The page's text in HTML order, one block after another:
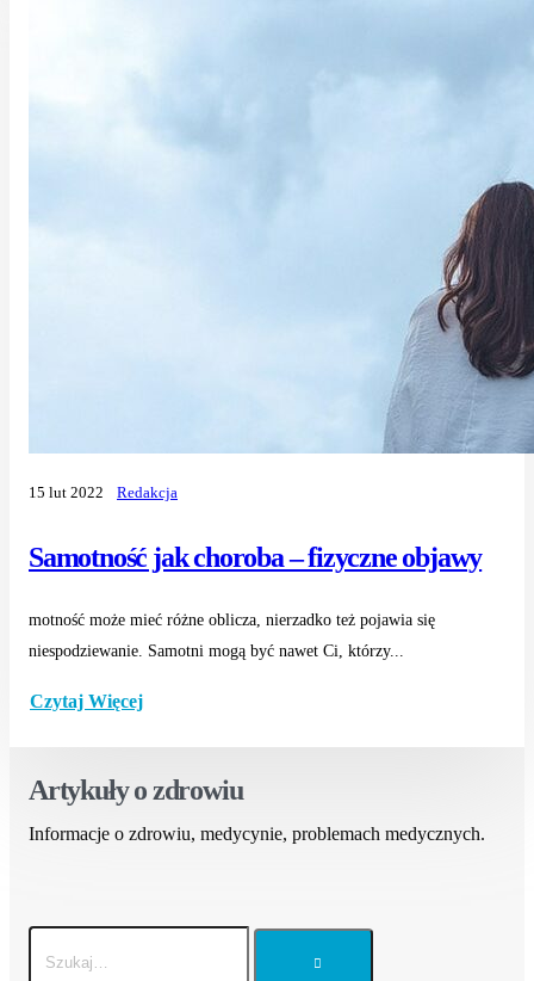
Samotność jak choroba – fizyczne objawy
15 lut 2022 Redakcja
motność może mieć różne oblicza, nierzadko też pojawia się
niespodziewanie. Samotni mogą być nawet Ci, którzy...
Czytaj Więcej
Artykuły o zdrowiu
Informacje o zdrowiu, medycynie, problemach medycznych.